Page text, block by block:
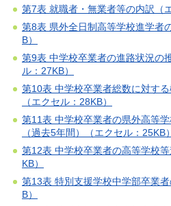
第7表 就職者・無業者等の内訳（
第8表 県外全日制高等学校進学者
B）
第9表 中学校卒業者の進路状況の
ル：27KB）
第10表 中学校卒業者総数に対す
（エクセル：28KB）
第11表 中学校卒業者の県外高等
（過去5年間）（エクセル：25KB）
第12表 中学校卒業者の高等学校
KB）
第13表 特別支援学校中学部卒業
B）